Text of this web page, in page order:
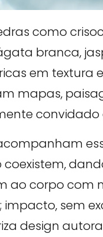
como
branca,
em textura
mapas,
convidado
ao corpo com
impacto, sem
design